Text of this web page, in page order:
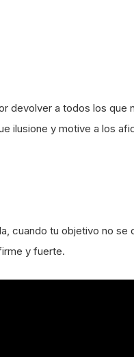
devolver a todos los
ilusione y motive a los
cuando tu objetivo no
y fuerte.